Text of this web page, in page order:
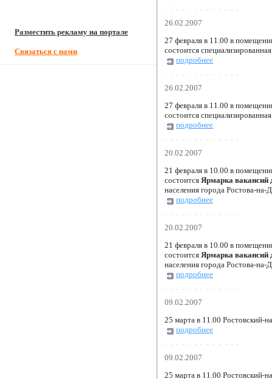
Разместить рекламу на портале
Связаться с нами
26.02.2007
27 февраля в 11.00 в
состоится
подробнее
26.02.2007
27 февраля в 11.00 в
состоится
подробнее
20.02.2007
21 февраля в 10.00 в
состоится Ярмарка вакансий
населения города Ростова-
подробнее
20.02.2007
21 февраля в 10.00 в
состоится Ярмарка вакансий
населения города Ростова-
подробнее
09.02.2007
25 марта в 11.00 Ростовский-
подробнее
09.02.2007
25 марта в 11.00 Ростовский-